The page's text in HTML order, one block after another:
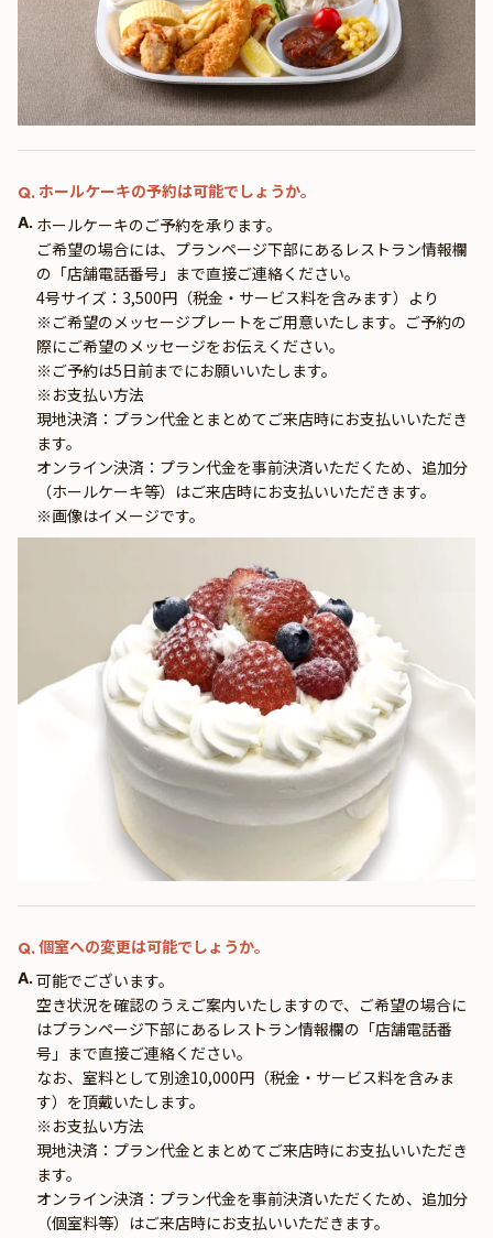
Q.ホールケーキの予約は可能でしょうか。
A. ホールケーキのご予約を承ります。
ご希望の場合には、プランページ下部にあるレストラン情報欄
の「店舗電話番号」まで直接ご連絡ください。
4号サイズ：3,500円（税金・サービス料を含みます）より
※ご希望のメッセージプレートをご用意いたします。ご予約の
際にご希望のメッセージをお伝えください。
※ご予約は5日前までにお願いいたします。
※お支払い方法
現地決済：プラン代金とまとめてご来店時にお支払いいただき
ます。
オンライン決済：プラン代金を事前決済いただくため、追加分
（ホールケーキ等）はご来店時にお支払いいただきます。
※画像はイメージです。
Q.個室への変更は可能でしょうか。
A. 可能でございます。
空き状況を確認のうえご案内いたしますので、ご希望の場合に
はプランページ下部にあるレストラン情報欄の「店舗電話番
号」まで直接ご連絡ください。
なお、室料として別途10,000円（税金・サービス料を含みま
す）を頂戴いたします。
※お支払い方法
現地決済：プラン代金とまとめてご来店時にお支払いいただき
ます。
オンライン決済：プラン代金を事前決済いただくため、追加分
（個室料等）はご来店時にお支払いいただきます。